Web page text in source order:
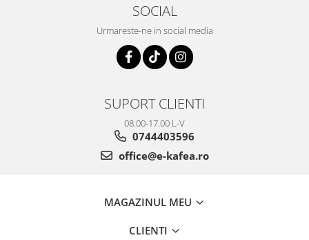
SOCIAL
Urmareste-ne in social media
SUPORT CLIENTI
08.00-17.00 L-V
0744403596
office@e-kafea.ro
MAGAZINUL MEU
CLIENTI